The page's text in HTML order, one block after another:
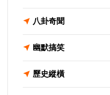
八卦奇聞
幽默搞笑
歷史縱橫